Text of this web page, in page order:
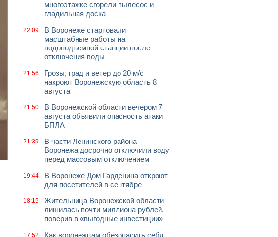
многоэтажке сгорели пылесос и
гладильная доска
22:09
В Воронеже стартовали
масштабные работы на
водоподъемной станции после
отключения воды
21:56
Грозы, град и ветер до 20 м/с
накроют Воронежскую область 8
августа
21:50
В Воронежской области вечером 7
августа объявили опасность атаки
БПЛА
21:39
В части Ленинского района
Воронежа досрочно отключили воду
перед массовым отключением
19:44
В Воронеже Дом Гарденина откроют
для посетителей в сентябре
18:15
Жительница Воронежской области
лишилась почти миллиона рублей,
поверив в «выгодные инвестиции»
17:52
Как воронежцам обезопасить себя